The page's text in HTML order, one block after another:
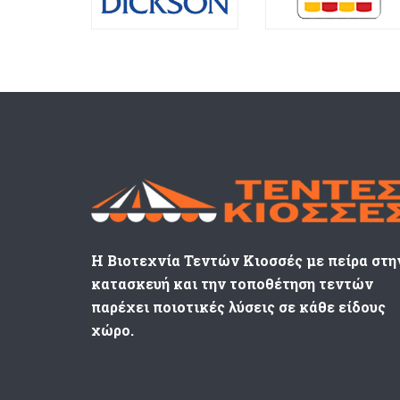
Η Βιοτεχνία Τεντών Κιοσσές με πείρα
κατασκευή και την τοποθέτηση τεντών
παρέχει ποιοτικές λύσεις σε κάθε είδους
χώρο.